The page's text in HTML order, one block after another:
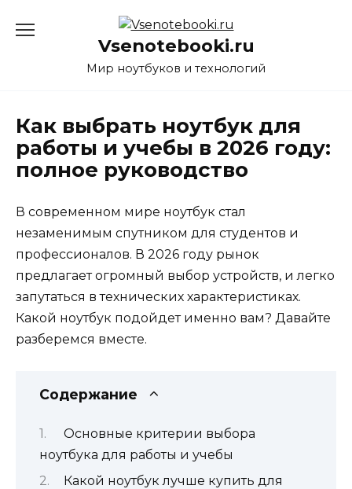
Vsenotebooki.ru
Мир ноутбуков и технологий
Как выбрать ноутбук для
работы и учебы в 2026 году:
полное руководство
В современном мире ноутбук стал
незаменимым спутником для студентов и
профессионалов. В 2026 году рынок
предлагает огромный выбор устройств, и легко
запутаться в технических характеристиках.
Какой ноутбук подойдет именно вам? Давайте
разберемся вместе.
Содержание
Основные критерии выбора
ноутбука для работы и учебы
Какой ноутбук лучше купить для